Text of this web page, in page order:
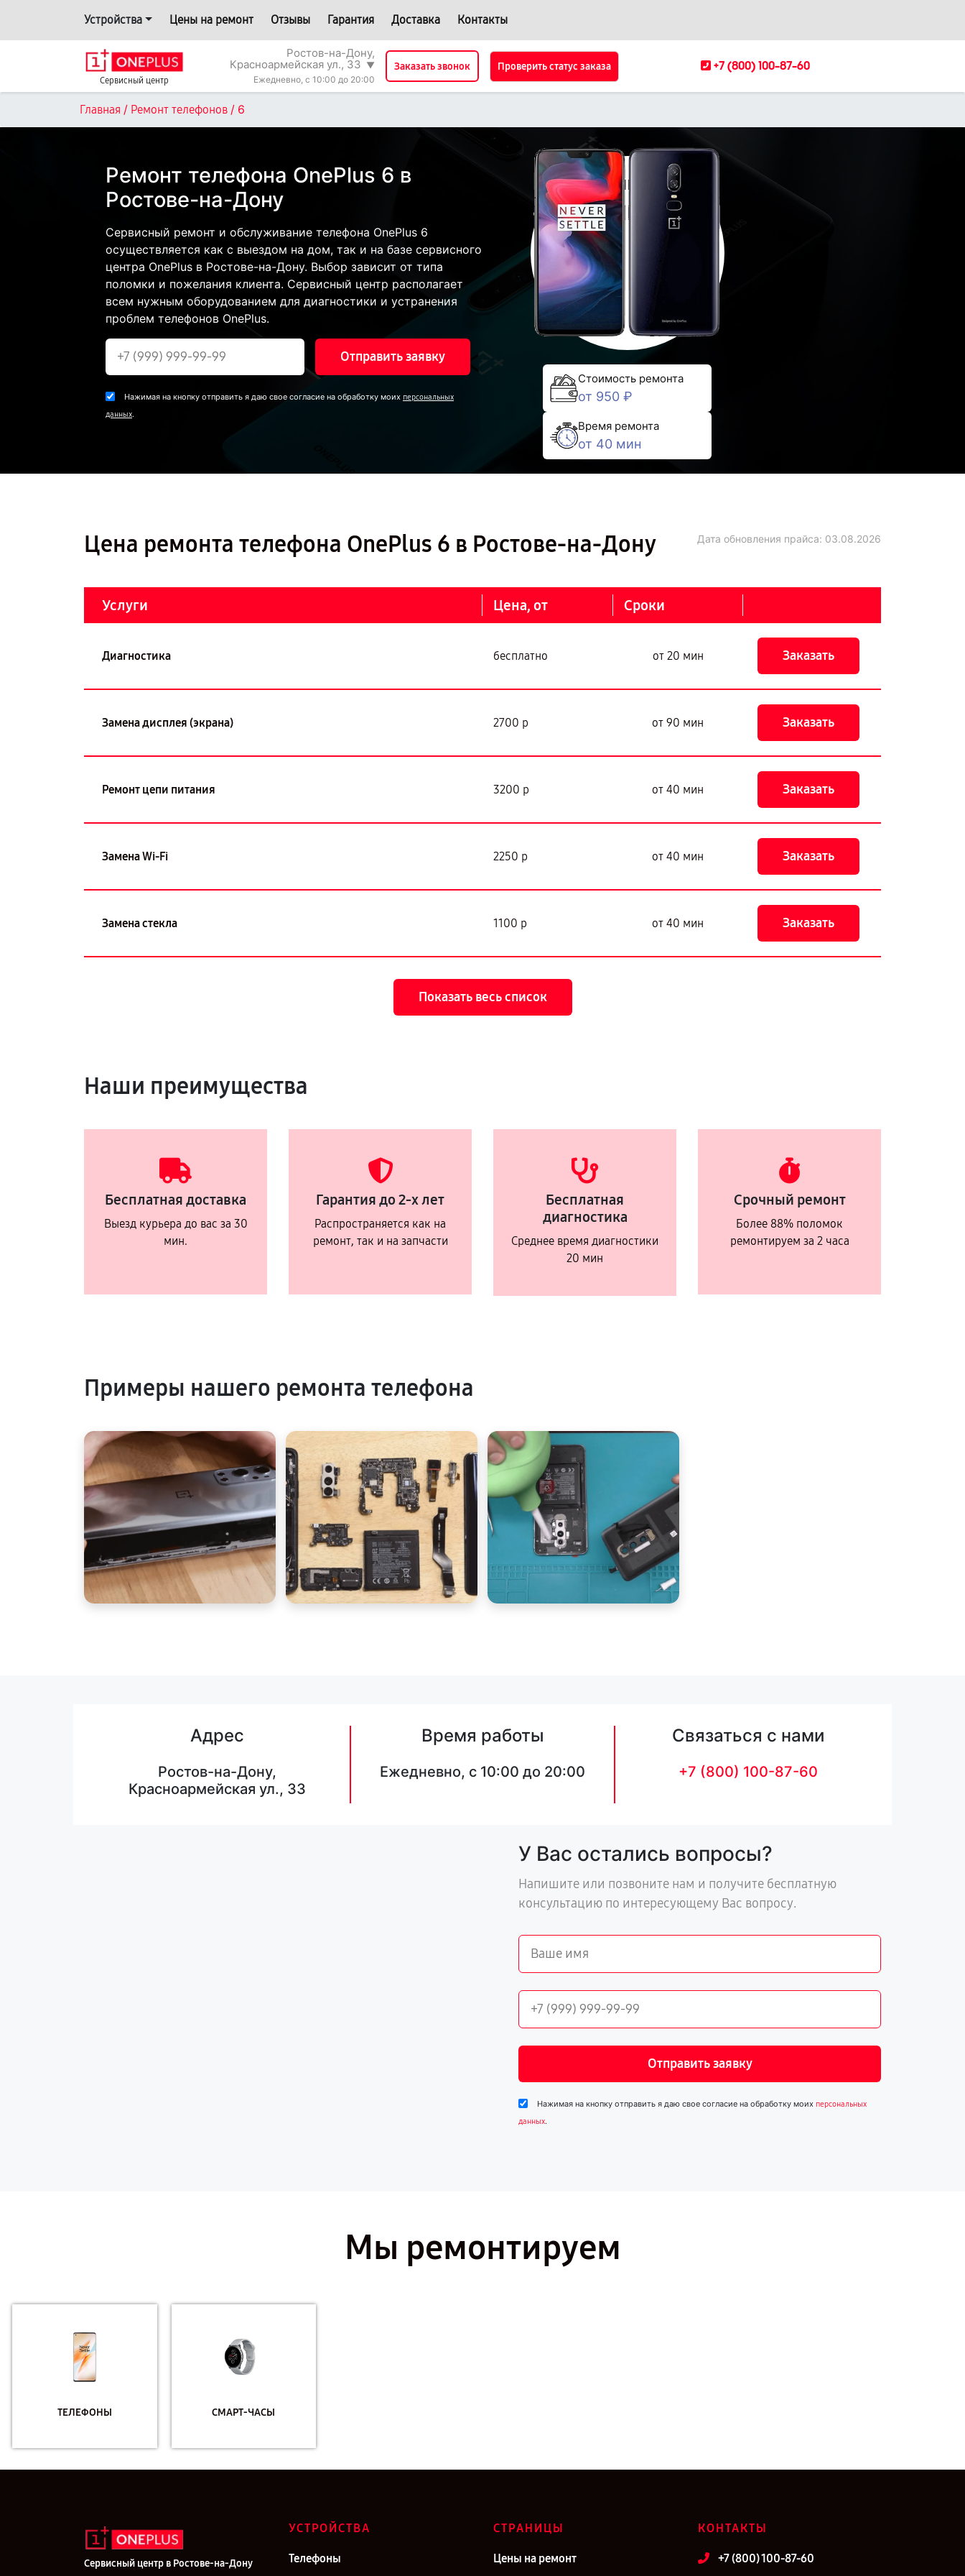
Устройства Цены на ремонт Отзывы Гарантия Доставка Контакты
Сервисный центр
Ростов-на-Дону,
Красноармейская ул., 33 ▼
Ежедневно, с 10:00 до 20:00
Заказать звонок Проверить статус заказа +7 (800) 100-87-60
Главная / Ремонт телефонов / 6
Ремонт телефона OnePlus 6 в
Ростове-на-Дону
Сервисный ремонт и обслуживание телефона OnePlus 6
осуществляется как с выездом на дом, так и на базе сервисного
центра OnePlus в Ростове-на-Дону. Выбор зависит от типа
поломки и пожелания клиента. Сервисный центр располагает
всем нужным оборудованием для диагностики и устранения
проблем телефонов OnePlus.
Отправить заявку
Нажимая на кнопку отправить я даю свое согласие на обработку моих персональных
данных.
Стоимость ремонта
от 950 ₽
Время ремонта
от 40 мин
Цена ремонта телефона OnePlus 6 в Ростове-на-Дону Дата обновления прайса: 03.08.2026
Услуги Цена, от Сроки
Диагностика бесплатно от 20 мин Заказать
Замена дисплея (экрана) 2700 р от 90 мин Заказать
Ремонт цепи питания 3200 р от 40 мин Заказать
Замена Wi-Fi 2250 р от 40 мин Заказать
Замена стекла 1100 р от 40 мин Заказать
Показать весь список
Наши преимущества
Бесплатная доставка
Выезд курьера до вас за 30
мин.
Гарантия до 2-х лет
Распространяется как на
ремонт, так и на запчасти
Бесплатная
диагностика
Среднее время диагностики
20 мин
Срочный ремонт
Более 88% поломок
ремонтируем за 2 часа
Примеры нашего ремонта телефона
Адрес
Ростов-на-Дону,
Красноармейская ул., 33
Время работы
Ежедневно, с 10:00 до 20:00
Связаться с нами
+7 (800) 100-87-60
У Вас остались вопросы?
Напишите или позвоните нам и получите бесплатную
консультацию по интересующему Вас вопросу.
Отправить заявку
Нажимая на кнопку отправить я даю свое согласие на обработку моих персональных
данных.
Мы ремонтируем
ТЕЛЕФОНЫ СМАРТ-ЧАСЫ
Сервисный центр в Ростове-на-Дону
УСТРОЙСТВА
Телефоны
СТРАНИЦЫ
Цены на ремонт
КОНТАКТЫ
+7 (800) 100-87-60